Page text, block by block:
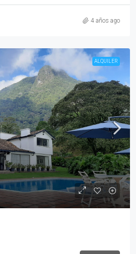
4 años ago
ALQUILER